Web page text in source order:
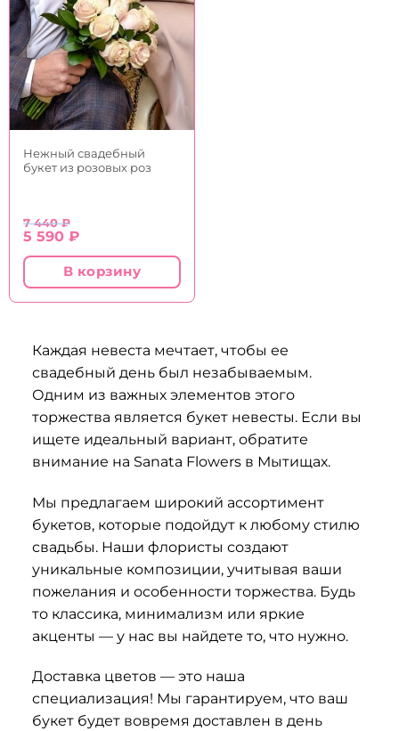
Нежный свадебный
букет из розовых роз
7 440₽
Первоначальная
составляла
440 ₽.
5 590 ₽
Текущая
5
590 ₽.В корзину
Каждая невеста мечтает, чтобы ее
свадебный день был незабываемым.
Одним из важных элементов этого
торжества является букет невесты. Если вы
ищете идеальный вариант, обратите
внимание на Sanata Flowers в Мытищах.
Мы предлагаем широкий ассортимент
букетов, которые подойдут к любому стилю
свадьбы. Наши флористы создают
уникальные композиции, учитывая ваши
пожелания и особенности торжества. Будь
то классика, минимализм или яркие
акценты — у нас вы найдете то, что нужно.
Доставка цветов — это наша
специализация! Мы гарантируем, что ваш
букет будет вовремя доставлен в день